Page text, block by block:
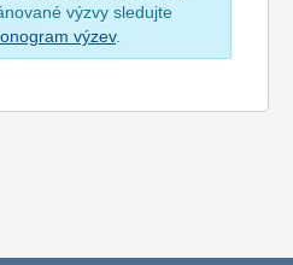
výzvy sledujte
výzev.